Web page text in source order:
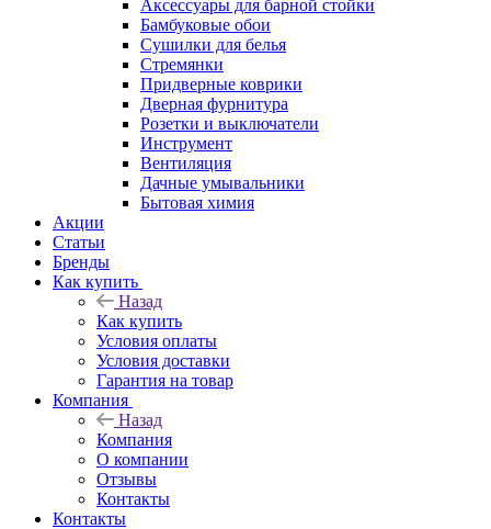
Аксессуары для барной стойки
Бамбуковые обои
Сушилки для белья
Стремянки
Придверные коврики
Дверная фурнитура
Розетки и выключатели
Инструмент
Вентиляция
Дачные умывальники
Бытовая химия
Акции
Статьи
Бренды
Как купить
Назад
Как купить
Условия оплаты
Условия доставки
Гарантия на товар
Компания
Назад
Компания
О компании
Отзывы
Контакты
Контакты